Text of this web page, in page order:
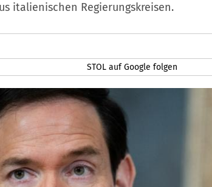
italienischen Regierungskreisen.
STOL auf Google folgen